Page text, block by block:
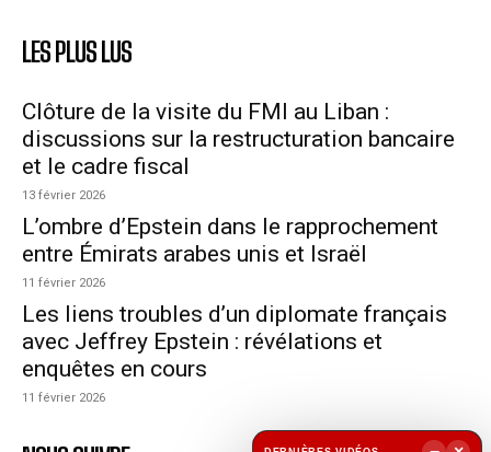
LES PLUS LUS
Clôture de la visite du FMI au Liban :
discussions sur la restructuration bancaire
et le cadre fiscal
13 février 2026
L’ombre d’Epstein dans le rapprochement
entre Émirats arabes unis et Israël
11 février 2026
Les liens troubles d’un diplomate français
avec Jeffrey Epstein : révélations et
enquêtes en cours
11 février 2026